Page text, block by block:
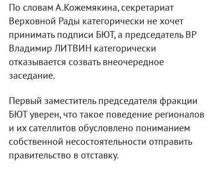
По словам А.Кожемякина, секретариат
Верховной Рады категорически не хочет
принимать подписи БЮТ, а председатель ВР
Владимир ЛИТВИН категорически
отказывается созвать внеочередное
заседание.
Первый заместитель председателя фракции
БЮТ уверен, что такое поведение регионалов
и их сателлитов обусловлено пониманием
собственной несостоятельности отправить
правительство в отставку.